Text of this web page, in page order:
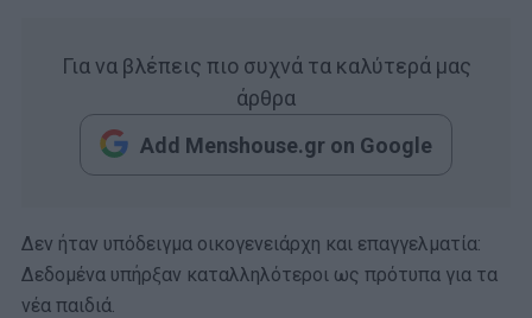
Για να βλέπεις πιο συχνά τα καλύτερά μας
άρθρα
Add Menshouse.gr on Google
Δεν ήταν υπόδειγμα οικογενειάρχη και επαγγελματία:
Δεδομένα υπήρξαν καταλληλότεροι ως πρότυπα για τα
νέα παιδιά.